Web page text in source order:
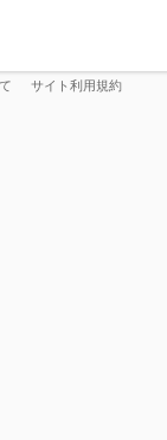
サイト利用規約